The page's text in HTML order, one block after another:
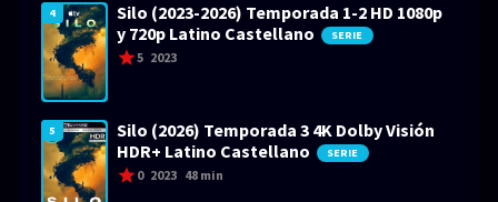
4
Silo (2023-2026) Temporada 1-2 HD 1080p
y 720p Latino Castellano
SERIE
5 2023
5
Silo (2026) Temporada 3 4K Dolby Visión
HDR+ Latino Castellano
SERIE
0 2023 48 min